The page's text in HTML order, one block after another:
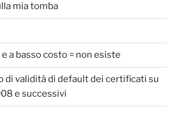
mia tomba
a basso costo = non esiste
di validità di default dei certificati su
e successivi